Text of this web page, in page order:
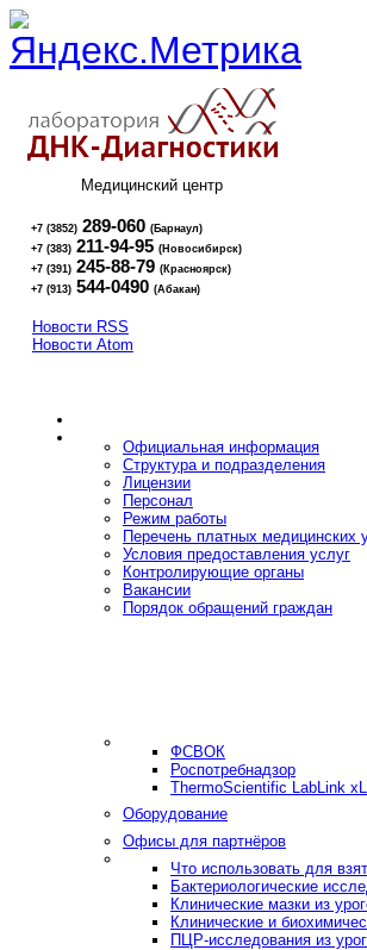
Медицинский центр
+7 (3852) 289-060 (Барнаул)
+7 (383) 211-94-95 (Новосибирск)
+7 (391) 245-88-79 (Красноярск)
+7 (913) 544-0490 (Абакан)
Новости RSS
Новости Atom
Официальная информация
Структура и подразделения
Лицензии
Персонал
Режим работы
Перечень платных медицинских
Условия предоставления услуг
Контролирующие органы
Вакансии
Порядок обращений граждан
ФСВОК
Роспотребнадзор
ThermoScientific LabLink xL
Оборудование
Офисы для партнёров
Что использовать для
Бактериологические
Клинические мазки из
Клинические и
ПЦР-исследования из